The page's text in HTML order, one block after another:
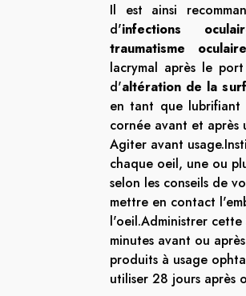
Il est ainsi
d'infections
traumatisme oculaire
lacrymal après le
d'altération de la
en tant que
cornée avant et après
Agiter avant
chaque oeil, une ou
selon les conseils de
mettre en contact
l'oeil.Administrer cette
minutes avant ou
produits à usage
utiliser 28 jours après